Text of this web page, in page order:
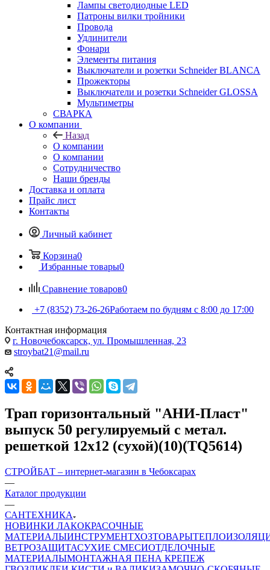
Лампы светодиодные LED
Патроны вилки тройники
Провода
Удлинители
Фонари
Элементы питания
Выключатели и розетки Schneider BLANCA
Прожекторы
Выключатели и розетки Schneider GLOSSA
Мультиметры
СВАРКА
О компании
Назад
О компании
О компании
Сотрудничество
Наши бренды
Доставка и оплата
Прайс лист
Контакты
Личный кабинет
Корзина0
Избранные товары0
Сравнение товаров0
+7 (8352) 73-26-26Работаем по будням с 8:00 до 17:00
Контактная информация
г. Новочебоксарск, ул. Промышленная, 23
stroybat21@mail.ru
Трап горизонтальный "АНИ-Пласт"
выпуск 50 регулируемый с метал.
решеткой 12x12 (сухой)(10)(TQ5614)
СТРОЙБАТ – интернет-магазин в Чебоксарах
—
Каталог продукции
—
САНТЕХНИКА
НОВИНКИ ЛАКОКРАСОЧНЫЕ
МАТЕРИАЛЫИНСТРУМЕНТХОЗТОВАРЫ
ВЕТРОЗАЩИТАСУХИЕ СМЕСИОТДЕЛОЧНЫЕ
МАТЕРИАЛЫМОНТАЖНАЯ ПЕНА КРЕПЕЖ